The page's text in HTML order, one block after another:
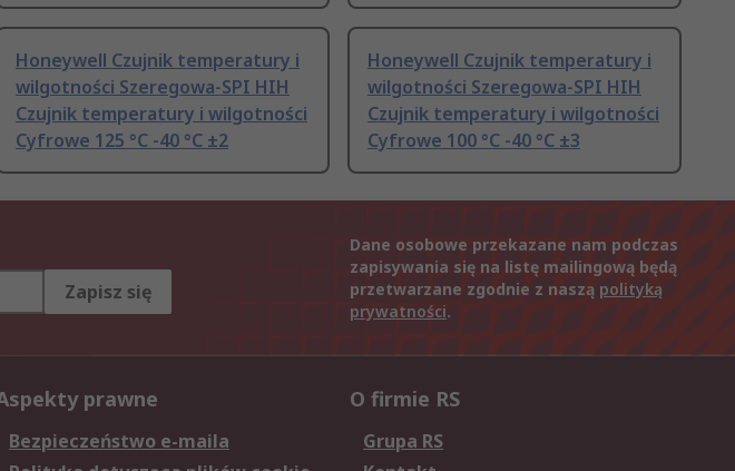
Honeywell Czujnik temperatury i
wilgotności Szeregowa-SPI HIH
Czujnik temperatury i wilgotności
Cyfrowe 125 °C -40 °C ±2
Honeywell Czujnik temperatury i
wilgotności Szeregowa-SPI HIH
Czujnik temperatury i wilgotności
Cyfrowe 100 °C -40 °C ±3
Zapisz się
Dane osobowe przekazane nam podczas
zapisywania się na listę mailingową będą
przetwarzane zgodnie z naszą polityką
prywatności.
prawne
Bezpieczeństwo e-maila
O firmie RS
Grupa RS